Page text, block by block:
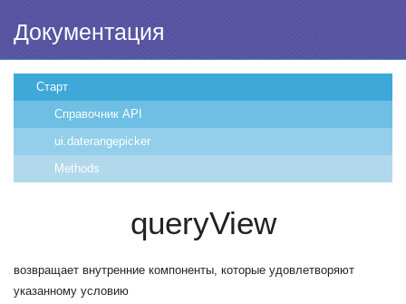
Документация
Старт
Справочник API
ui.daterangepicker
Methods
queryView
возвращает внутренние компоненты, которые удовлетворяют
указанному условию